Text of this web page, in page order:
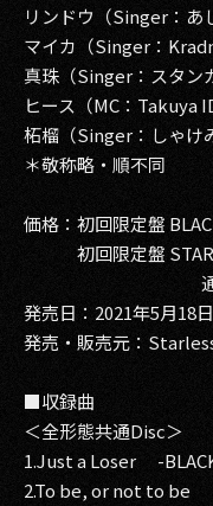
リンドウ（Singer：あ
マイカ（Singer：
真珠（Singer：スタン
ヒース（MC：Takuya
柘榴（Singer：しゃけ
＊敬称略・順不同
価格：初回限定盤
初回限定盤 STAR
通常盤：
発売日：2021年5月18
発売・販売元：
■収録曲
＜全形態共通Disc＞
1.Just a Loser -
2.To be, or not to be